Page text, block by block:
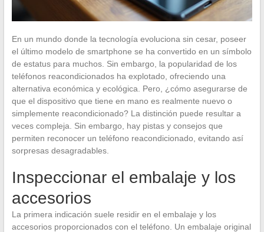
En un mundo donde la tecnología evoluciona sin cesar, poseer
el último modelo de smartphone se ha convertido en un símbolo
de estatus para muchos. Sin embargo, la popularidad de los
teléfonos reacondicionados ha explotado, ofreciendo una
alternativa económica y ecológica. Pero, ¿cómo asegurarse de
que el dispositivo que tiene en mano es realmente nuevo o
simplemente reacondicionado? La distinción puede resultar a
veces compleja. Sin embargo, hay pistas y consejos que
permiten reconocer un teléfono reacondicionado, evitando así
sorpresas desagradables.
Inspeccionar el embalaje y los
accesorios
La primera indicación suele residir en el embalaje y los
accesorios proporcionados con el teléfono. Un embalaje original